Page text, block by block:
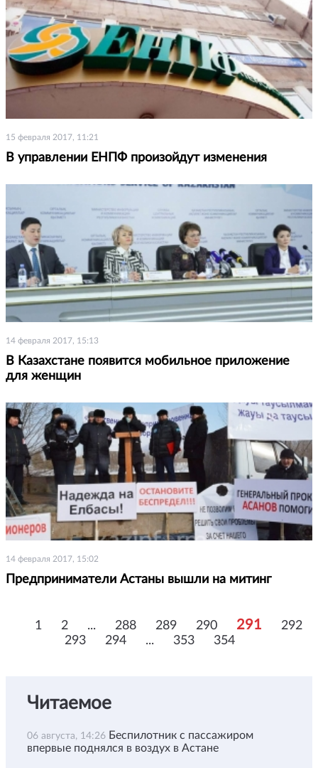
15 февраля 2017, 11:21
В управлении ЕНПФ произойдут изменения
14 февраля 2017, 15:13
В Казахстане появится мобильное приложение
для женщин
14 февраля 2017, 15:02
Предприниматели Астаны вышли на митинг
1 2 ... 288 289 290 291
292
293
294 ... 353 354
Читаемое
06 августа, 14:26 Беспилотник с пассажиром
впервые поднялся в воздух в Астане